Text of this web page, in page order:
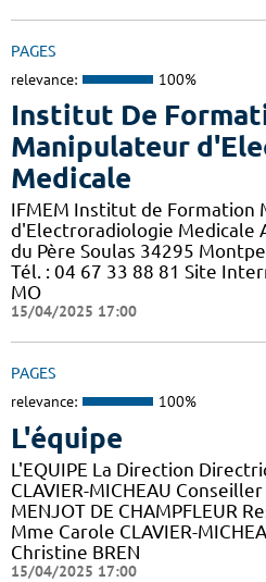
PAGES
relevance: 100%
Institut De
Manipulateur
Medicale
IFMEM Institut de Formation
d'Electroradiologie Medicale
du Père Soulas 34295
Tél. : 04 67 33 88 81 Site
MO
15/04/2025 17:00
PAGES
relevance: 100%
L'équipe
L'EQUIPE La Direction
CLAVIER-MICHEAU
MENJOT DE CHAMPFLEUR
Mme Carole CLAVIER-
Christine BREN
15/04/2025 17:00